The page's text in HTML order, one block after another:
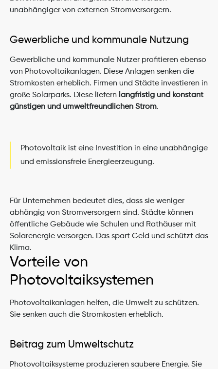
unabhängiger von externen Stromversorgern.
Gewerbliche und kommunale Nutzung
Gewerbliche und kommunale Nutzer profitieren ebenso
von Photovoltaikanlagen. Diese Anlagen senken die
Stromkosten erheblich. Firmen und Städte investieren in
große Solarparks. Diese liefern langfristig und konstant
günstigen und umweltfreundlichen Strom.
Photovoltaik ist eine Investition in eine unabhängige
und emissionsfreie Energieerzeugung.
Für Unternehmen bedeutet dies, dass sie weniger
abhängig von Stromversorgern sind. Städte können
öffentliche Gebäude wie Schulen und Rathäuser mit
Solarenergie versorgen. Das spart Geld und schützt das
Klima.
Vorteile von
Photovoltaiksystemen
Photovoltaikanlagen helfen, die Umwelt zu schützen.
Sie senken auch die Stromkosten erheblich.
Beitrag zum Umweltschutz
Photovoltaiksysteme produzieren saubere Energie. Sie